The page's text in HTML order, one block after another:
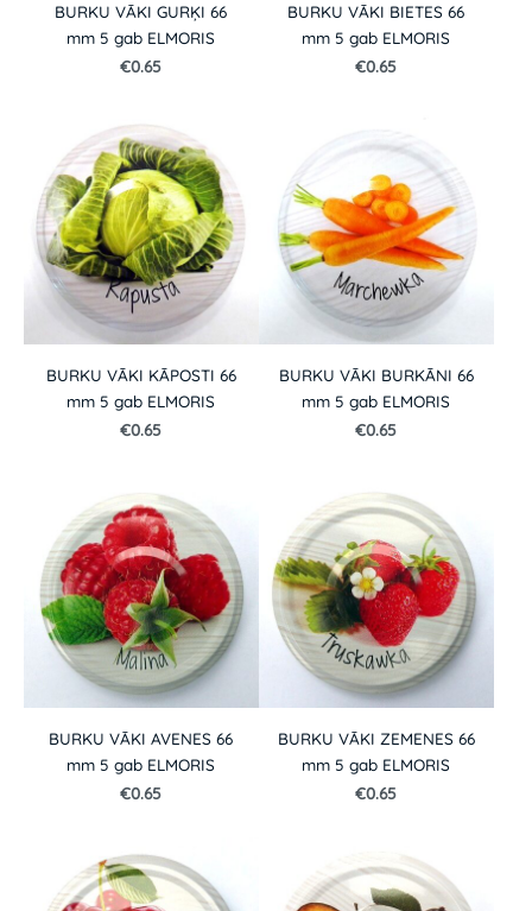
BURKU VĀKI GURĶI 66
mm 5 gab ELMORIS
€0.65
BURKU VĀKI BIETES 66
mm 5 gab ELMORIS
€0.65
BURKU VĀKI KĀPOSTI 66
mm 5 gab ELMORIS
€0.65
BURKU VĀKI BURKĀNI 66
mm 5 gab ELMORIS
€0.65
BURKU VĀKI AVENES 66
mm 5 gab ELMORIS
€0.65
BURKU VĀKI ZEMENES 66
mm 5 gab ELMORIS
€0.65